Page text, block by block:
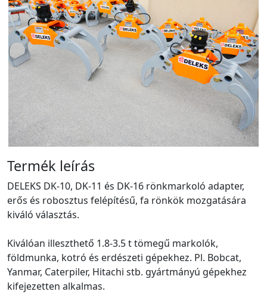
Termék leírás
DELEKS DK-10, DK-11 és DK-16 rönkmarkoló adapter,
erős és robosztus felépítésű, fa rönkök mozgatására
kiváló választás.
Kiválóan illeszthető 1.8-3.5 t tömegű markolók,
földmunka, kotró és erdészeti gépekhez. Pl. Bobcat,
Yanmar, Caterpiler, Hitachi stb. gyártmányú gépekhez
kifejezetten alkalmas.